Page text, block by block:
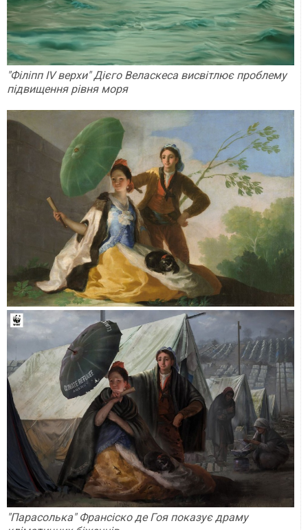
"Філіпп IV верхи" Дієго Веласкеса висвітлює проблему
підвищення рівня моря
"Парасолька" Франсіско де Гоя показує драму